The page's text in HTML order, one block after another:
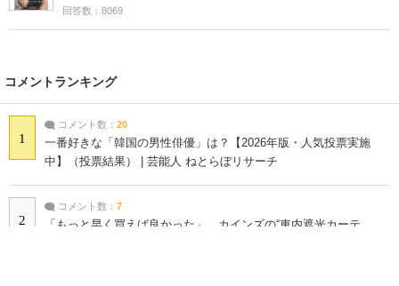
回答数：8069
コメントランキング
1
コメント数： 20
一番好きな「韓国の男性俳優」は？【2026年版・人気投票実施
中】（投票結果） | 芸能人 ねとらぼリサーチ
2
コメント数： 7
「もっと早く買えば良かった」 カインズの“車内遮光カーテ